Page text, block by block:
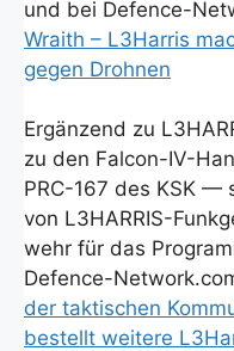
und bei Defence-
Wraith – L3Harris
gegen Droh­nen
Ergän­zend zu
zu den Fal­con-IV-
PRC-167 des KSK —
von L3HAR­RIS-
wehr für das
Defence-
der tak­ti­schen
bestellt wei­te­re